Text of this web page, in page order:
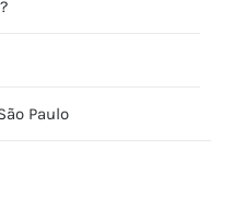
Paulo